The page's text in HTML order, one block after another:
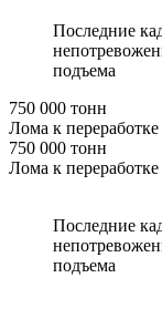
Последние
подъема
750 000 тонн
Лома к переработке
750 000 тонн
Лома к переработке
Последние
подъема